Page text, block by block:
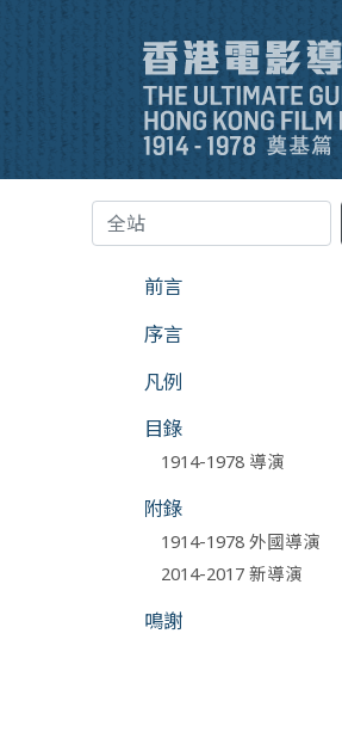
前言
序言
凡例
目錄
1914-1978 導演
附錄
1914-1978 外國導演
2014-2017 新導演
鳴謝